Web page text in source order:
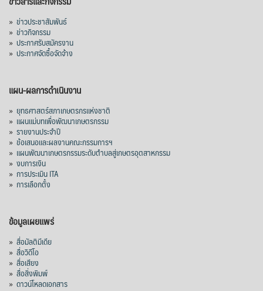
» ข่าวประชาสัมพันธ์
» ข่าวกิจกรรม
» ประกาศรับสมัครงาน
» ประกาศจัดซื้อจัดจ้าง
แผน-ผลการดำเนินงาน
» ยุทธศาสตร์สภาเกษตรกรแห่งชาติ
» แผนแม่บทเพื่อพัฒนาเกษตรกรรม
» รายงานประจำปี
» ข้อเสนอและผลงานคณะกรรมการฯ
» แผนพัฒนาเกษตรกรรมระดับตำบลสู่เกษตรอุตสาหกรรม
» งบการเงิน
» การประเมิน ITA
» การเลือกตั้ง
ข้อมูลเผยแพร่
» สื่อมัลติมีเดีย
» สื่อวิดีโอ
» สื่อเสียง
» สื่อสิ่งพิมพ์
» ดาวน์โหลดเอกสาร